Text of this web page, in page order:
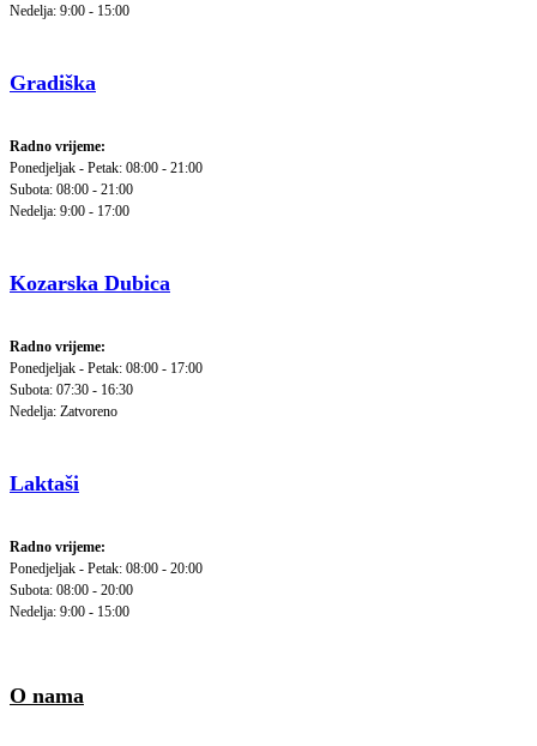
Nedelja: 9:00 - 15:00
Gradiška
Radno vrijeme:
Ponedjeljak - Petak: 08:00 - 21:00
Subota: 08:00 - 21:00
Nedelja: 9:00 - 17:00
Kozarska Dubica
Radno vrijeme:
Ponedjeljak - Petak: 08:00 - 17:00
Subota: 07:30 - 16:30
Nedelja: Zatvoreno
Laktaši
Radno vrijeme:
Ponedjeljak - Petak: 08:00 - 20:00
Subota: 08:00 - 20:00
Nedelja: 9:00 - 15:00
O nama